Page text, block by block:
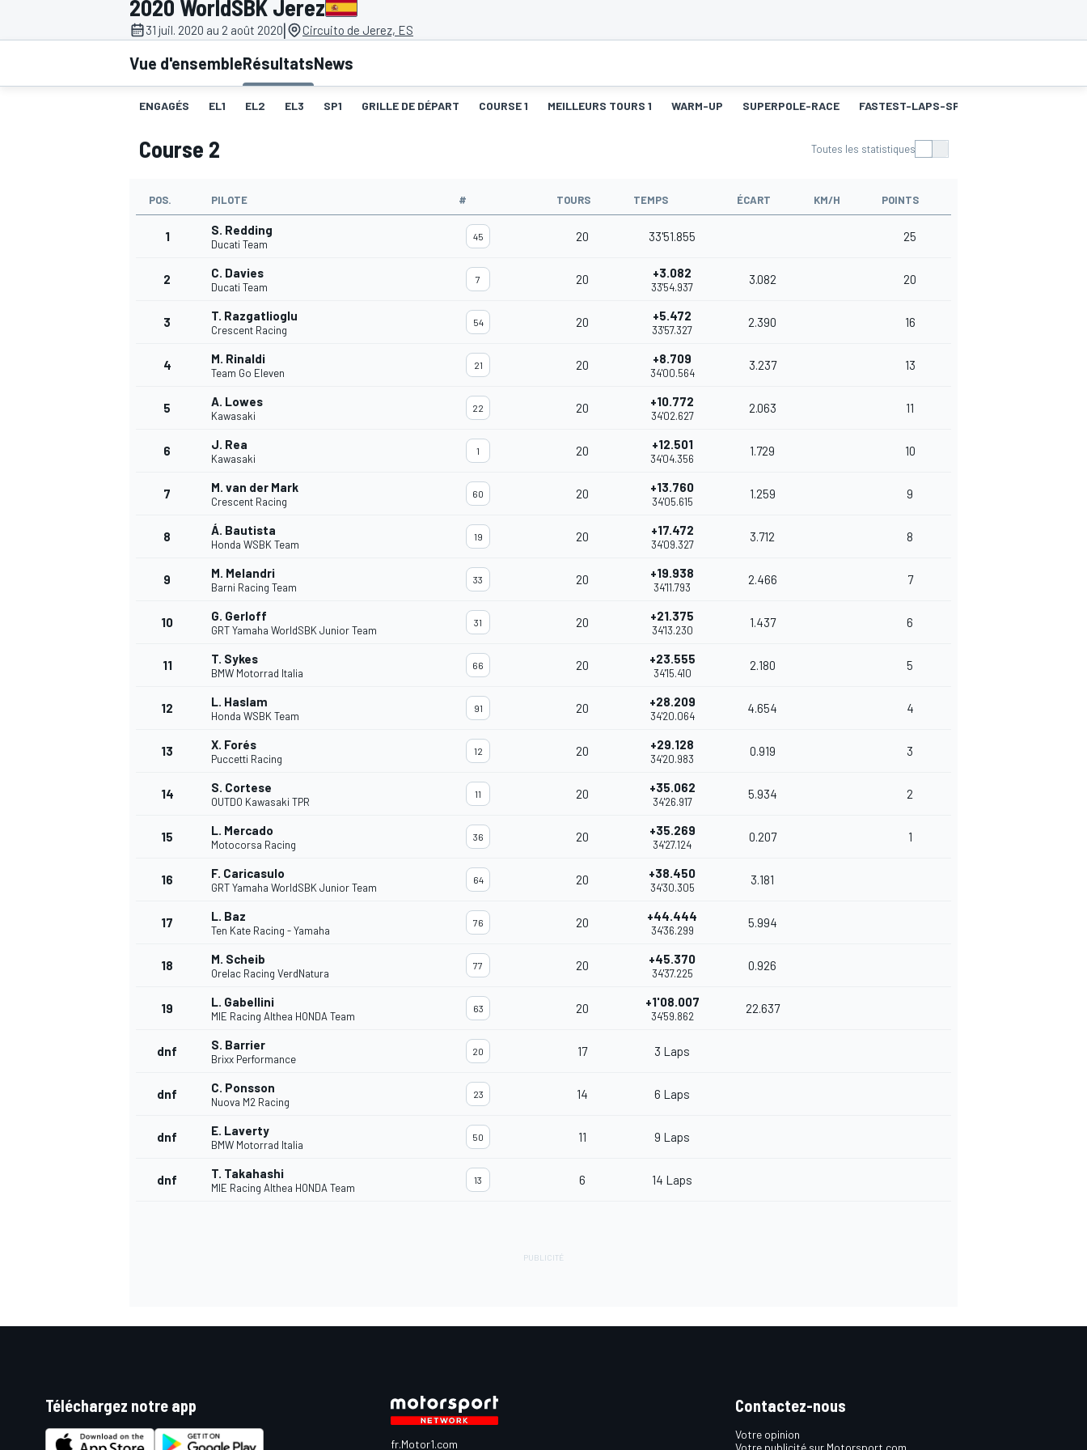
2020 WorldSBK Jerez
31 juil. 2020 au 2 août 2020| Circuito de Jerez, ES
Vue d'ensembleRésultatsNews
ENGAGÉS EL1 EL2 EL3 SP1 GRILLE DE DÉPART COURSE 1 MEILLEURS TOURS 1 WARM-UP SUPERPOLE-RACE FASTEST-LAPS-SP
Course 2 Toutes les statistiques
POS. PILOTE # TOURS TEMPS ÉCART KM/H POINTS
1 S. Redding
Ducati Team
45 20 33'51.855 25
2 C. Davies
Ducati Team
7 20 +3.082
33'54.937
3.082 20
3 T. Razgatlioglu
Crescent Racing
54 20 +5.472
33'57.327
2.390 16
4 M. Rinaldi
Team Go Eleven
21 20 +8.709
34'00.564
3.237 13
5 A. Lowes
Kawasaki
22 20 +10.772
34'02.627
2.063 11
6 J. Rea
Kawasaki
1 20 +12.501
34'04.356
1.729 10
7 M. van der Mark
Crescent Racing
60 20 +13.760
34'05.615
1.259 9
8 Á. Bautista
Honda WSBK Team
19 20 +17.472
34'09.327
3.712 8
9 M. Melandri
Barni Racing Team
33 20 +19.938
34'11.793
2.466 7
10 G. Gerloff
GRT Yamaha WorldSBK Junior Team
31 20 +21.375
34'13.230
1.437 6
11 T. Sykes
BMW Motorrad Italia
66 20 +23.555
34'15.410
2.180 5
12 L. Haslam
Honda WSBK Team
91 20 +28.209
34'20.064
4.654 4
13 X. Forés
Puccetti Racing
12 20 +29.128
34'20.983
0.919 3
14 S. Cortese
OUTDO Kawasaki TPR
11 20 +35.062
34'26.917
5.934 2
15 L. Mercado
Motocorsa Racing
36 20 +35.269
34'27.124
0.207 1
16 F. Caricasulo
GRT Yamaha WorldSBK Junior Team
64 20 +38.450
34'30.305
3.181
17 L. Baz
Ten Kate Racing - Yamaha
76 20 +44.444
34'36.299
5.994
18 M. Scheib
Orelac Racing VerdNatura
77 20 +45.370
34'37.225
0.926
19 L. Gabellini
MIE Racing Althea HONDA Team
63 20 +1'08.007
34'59.862
22.637
dnf S. Barrier
Brixx Performance
20 17 3 Laps
dnf C. Ponsson
Nuova M2 Racing
23 14 6 Laps
dnf E. Laverty
BMW Motorrad Italia
50 11 9 Laps
dnf T. Takahashi
MIE Racing Althea HONDA Team
13 6 14 Laps
Téléchargez notre app
fr.Motor1.com
Contactez-nous
Votre opinion
Votre publicité sur Motorsport.com